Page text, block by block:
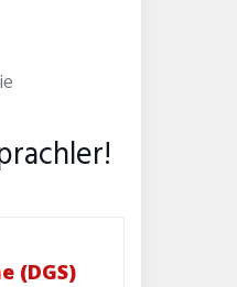
(DGS)